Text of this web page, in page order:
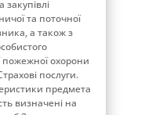
та поточної
а також з
пожежної охорони
послуги.
предмета
визначені на